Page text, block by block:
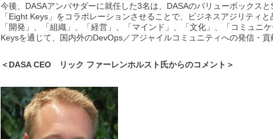
今後、DASAアンバサダーに就任した3名は、DASAのバリューボックス
「Eight Keys」をコラボレーションさせることで、ビジネスアジリティ
「開発」、「組織」、「経営」、「マインド」、「文化」、「コミュニ
Keysを通じて、国内外のDevOps／アジャイルコミュニティへの発信・貢
＜DASA CEO リック ファーレンホルスト氏からのコメント＞